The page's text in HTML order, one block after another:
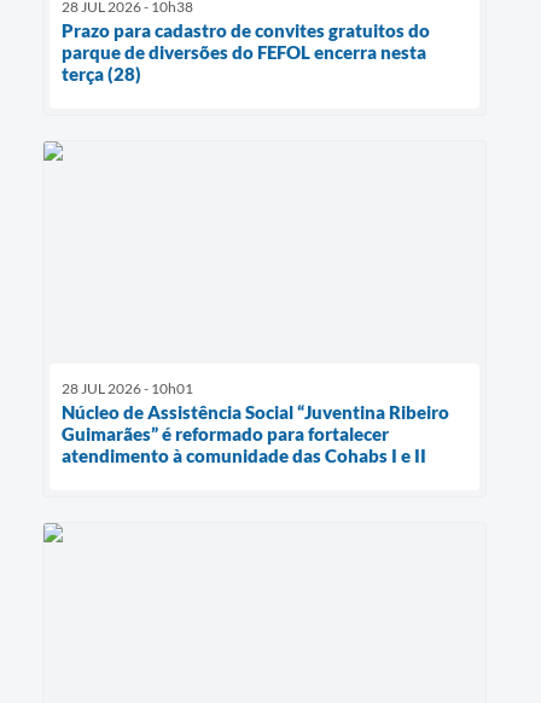
28 JUL 2026 - 10h38
Prazo para cadastro de convites gratuitos do
parque de diversões do FEFOL encerra nesta
terça (28)
28 JUL 2026 - 10h01
Núcleo de Assistência Social “Juventina Ribeiro
Guimarães” é reformado para fortalecer
atendimento à comunidade das Cohabs I e II